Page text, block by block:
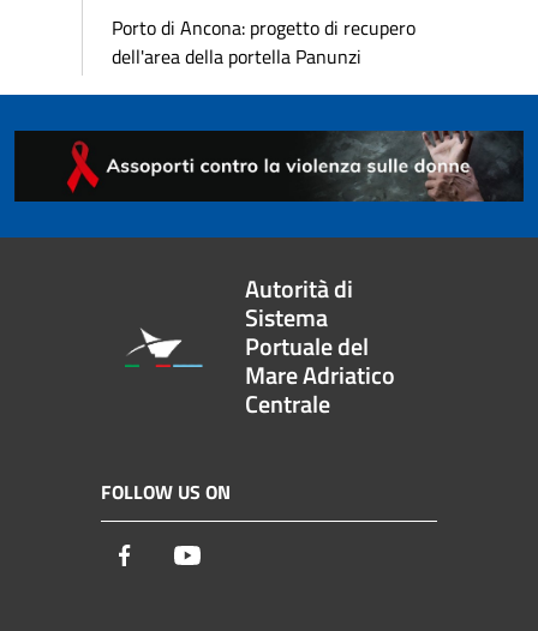
Porto di Ancona: progetto di recupero
dell'area della portella Panunzi
Autorità di
Sistema
Portuale del
Mare Adriatico
Centrale
FOLLOW US ON
Facebook